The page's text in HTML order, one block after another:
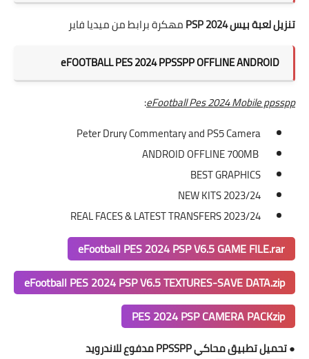
تنزيل لعبة بيس 2024 PSP
مهكرة برابط من ميديا فاير
eFOOTBALL PES 2024 PPSSPP OFFLINE ANDROID
eFootball Pes 2024 Mobile ppsspp
:
Peter Drury Commentary and PS5 Camera
BEST GRAPHICS
NEW KITS 2023/24
REAL FACES & LATEST TRANSFERS 2023/24
eFootball PES 2024 PSP V6.5 GAME FILE.rar
eFootball PES 2024 PSP V6.5 TEXTURES-SAVE DATA.zip
PES 2024 PSP CAMERA PACKzip
●تحميل تطبيق محاكي PPSSPP مدفوع للاندرويد